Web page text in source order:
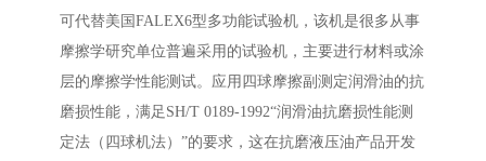
可代替美国FALEX6型多功能试验机，该机是很多从事
摩擦学研究单位普遍采用的试验机，主要进行材料或涂
层的摩擦学性能测试。应用四球摩擦副测定润滑油的抗
磨损性能，满足SH/T 0189-1992“润滑油抗磨损性能测
定法（四球机法）”的要求，这在抗磨液压油产品开发